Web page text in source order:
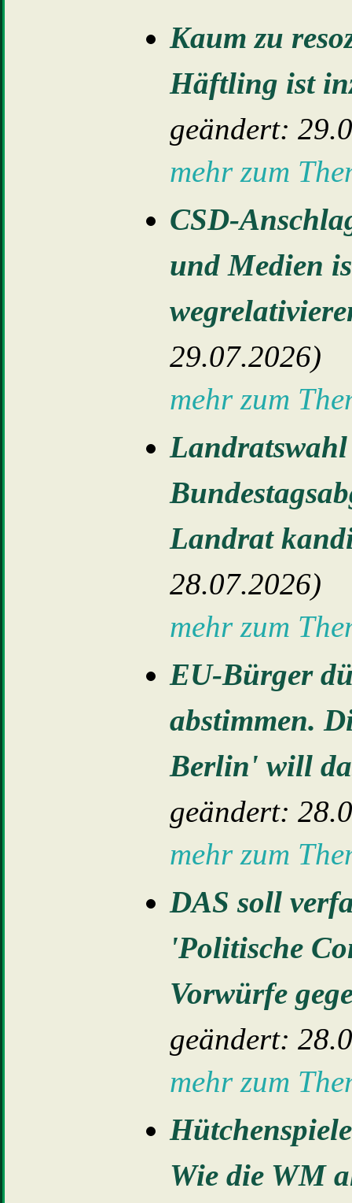
Kaum zu
Häftling ist
geändert:
mehr zum
CSD-
und Medien
29.07.2026)
mehr zum
Landrat
28.07.2026)
mehr zum
EU-Bürger
abstimmen.
Berlin' will
geändert:
mehr zum
DAS soll
'Politische
Vorwürfe
geändert:
mehr zum
Wie die WM